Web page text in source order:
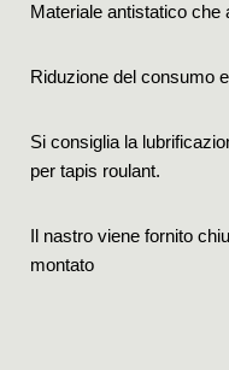
Materiale antistatico che
Riduzione del consumo
Si consiglia la
per tapis roulant.
Il nastro viene fornito
montato